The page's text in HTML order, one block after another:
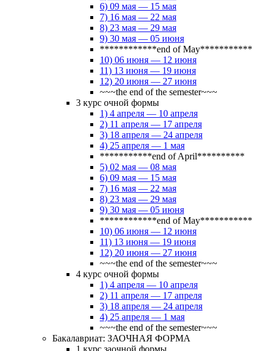
6) 09 мая — 15 мая
7) 16 мая — 22 мая
8) 23 мая — 29 мая
9) 30 мая — 05 июня
************end of May***********
10) 06 июня — 12 июня
11) 13 июня — 19 июня
12) 20 июня — 27 июня
~~~the end of the semester~~~
3 курс очной формы
1) 4 апреля — 10 апреля
2) 11 апреля — 17 апреля
3) 18 апреля — 24 апреля
4) 25 апреля — 1 мая
***********end of April**********
5) 02 мая — 08 мая
6) 09 мая — 15 мая
7) 16 мая — 22 мая
8) 23 мая — 29 мая
9) 30 мая — 05 июня
************end of May***********
10) 06 июня — 12 июня
11) 13 июня — 19 июня
12) 20 июня — 27 июня
~~~the end of the semester~~~
4 курс очной формы
1) 4 апреля — 10 апреля
2) 11 апреля — 17 апреля
3) 18 апреля — 24 апреля
4) 25 апреля — 1 мая
~~~the end of the semester~~~
Бакалавриат: ЗАОЧНАЯ ФОРМА
1 курс заочной формы